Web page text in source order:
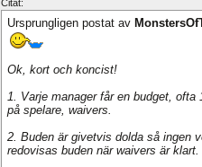
Citat:
Ursprungligen postat av
Ok, kort och koncist!
1. Varje manager får en budget,
på spelare, waivers.
2. Buden är givetvis dolda så ingen
redovisas buden när waivers är klart.